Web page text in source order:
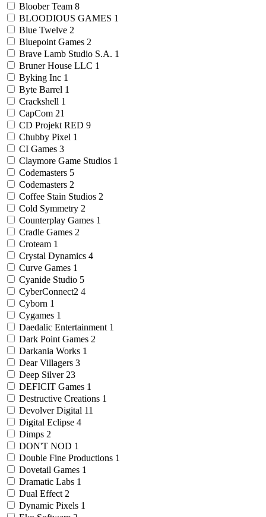
Bloober Team 8
BLOODIOUS GAMES 1
Blue Twelve 2
Bluepoint Games 2
Brave Lamb Studio S.A. 1
Bruner House LLC 1
Byking Inc 1
Byte Barrel 1
Crackshell 1
CapCom 21
CD Projekt RED 9
Chubby Pixel 1
CI Games 3
Claymore Game Studios 1
Codemasters 5
Codemasters 2
Coffee Stain Studios 2
Cold Symmetry 2
Counterplay Games 1
Cradle Games 2
Croteam 1
Crystal Dynamics 4
Curve Games 1
Cyanide Studio 5
CyberConnect2 4
Cyborn 1
Cygames 1
Daedalic Entertainment 1
Dark Point Games 2
Darkania Works 1
Dear Villagers 3
Deep Silver 23
DEFICIT Games 1
Destructive Creations 1
Devolver Digital 11
Digital Eclipse 4
Dimps 2
DON'T NOD 1
Double Fine Productions 1
Dovetail Games 1
Dramatic Labs 1
Dual Effect 2
Dynamic Pixels 1